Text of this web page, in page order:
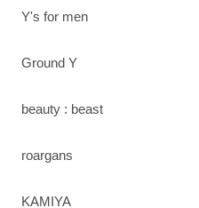
Y's for men
Ground Y
beauty : beast
roargans
KAMIYA